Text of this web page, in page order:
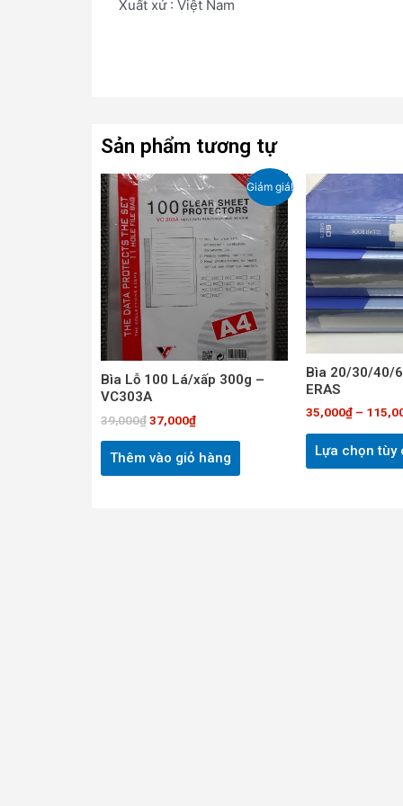
Xuất xứ : Việt Nam
Sản phẩm tương tự
Giảm giá!
Bìa Lỗ 100 Lá/xấp 300g –
VC303A
39,000₫
Giá
gốc
là:
39,000₫.
37,000₫
Giá
hiện
tại
37,000₫.
Thêm vào giỏ hàng
Bìa 20/30/40/
ERAS
35,000₫ –
Lựa chọn tùy